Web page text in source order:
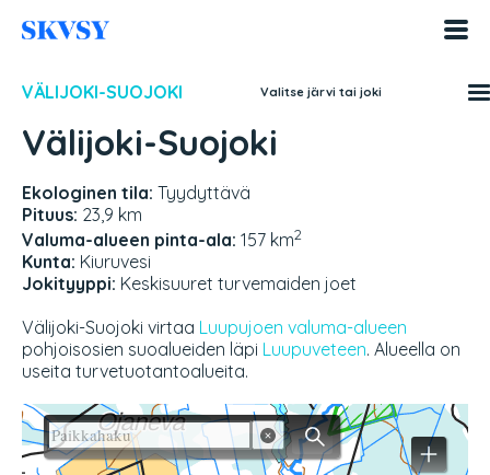
sisältöön
VÄLIJOKI-SUOJOKI Valitse järvi tai joki
Välijoki-Suojoki
Ekologinen tila: Tyydyttävä
Pituus: 23,9 km
Valuma-alueen pinta-ala: 157 km2
Kunta: Kiuruvesi
Jokityyppi: Keskisuuret turvemaiden joet
Välijoki-Suojoki virtaa Luupujoen valuma-alueen
pohjoisosien suoalueiden läpi Luupuveteen. Alueella on
useita turvetuotantoalueita.